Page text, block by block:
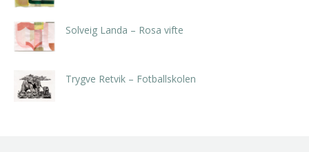
Solveig Landa – Rosa vifte
Trygve Retvik – Fotballskolen